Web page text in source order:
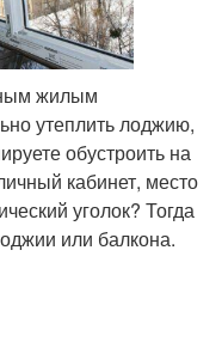
жилым
утеплить лоджию,
обустроить на
кабинет, место
уголок? Тогда
или балкона.